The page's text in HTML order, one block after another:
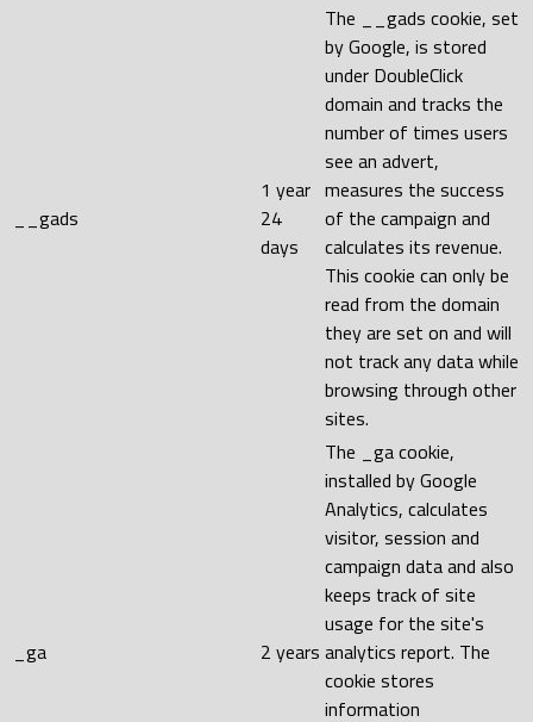
__gads
1 year
24
days
The __gads cookie, set
by Google, is stored
under DoubleClick
domain and tracks the
number of times users
see an advert,
measures the success
of the campaign and
calculates its revenue.
This cookie can only be
read from the domain
they are set on and will
not track any data while
browsing through other
sites.
_ga 2 years
The _ga cookie,
installed by Google
Analytics, calculates
visitor, session and
campaign data and also
keeps track of site
usage for the site's
analytics report. The
cookie stores
information